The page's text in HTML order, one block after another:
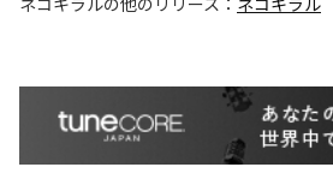
ネコキラルの他のリリース： ネコキラル